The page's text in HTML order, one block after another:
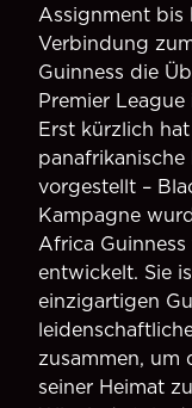
Assignment bis
Verbindung
Guinness die
Premier
Erst kürzlich
vorgestellt –
Kampagne
Africa
entwickelt. Sie
einzigartigen
zusammen, um
seiner Heimat